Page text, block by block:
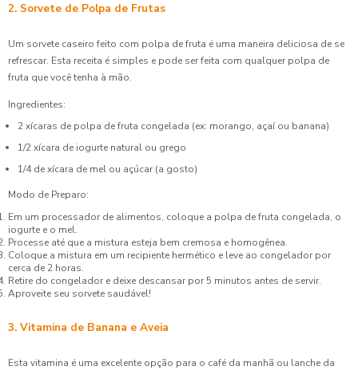
2. Sorvete de Polpa de Frutas
Um sorvete caseiro feito com polpa de fruta é uma maneira deliciosa de se
refrescar. Esta receita é simples e pode ser feita com qualquer polpa de
fruta que você tenha à mão.
Ingredientes:
2 xícaras de polpa de fruta congelada (ex: morango, açaí ou banana)
1/2 xícara de iogurte natural ou grego
1/4 de xícara de mel ou açúcar (a gosto)
Modo de Preparo:
Em um processador de alimentos, coloque a polpa de fruta congelada, o
iogurte e o mel.
Processe até que a mistura esteja bem cremosa e homogênea.
Coloque a mistura em um recipiente hermético e leve ao congelador por
cerca de 2 horas.
Retire do congelador e deixe descansar por 5 minutos antes de servir.
Aproveite seu sorvete saudável!
3. Vitamina de Banana e Aveia
Esta vitamina é uma excelente opção para o café da manhã ou lanche da